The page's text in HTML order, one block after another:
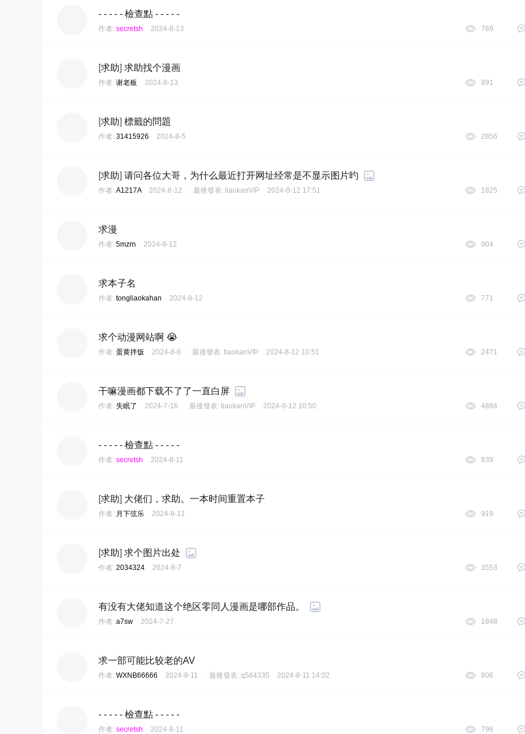
- - - - - 檢查點 - - - - -
作者: secretsh 2024-8-13 769
[求助] 求助找个漫画
作者: 谢老板 2024-8-13 891
[求助] 標籤的問題
作者: 31415926 2024-8-5 2856
[求助] 请问各位大哥，为什么最近打开网址经常是不显示图片旳
作者: A1217A 2024-8-12 最後發表: tiaokanVIP 2024-8-12 17:51 1825
求漫
作者: 5mzrn 2024-8-12 904
求本子名
作者: tongliaokahan 2024-8-12 771
求个动漫网站啊 😭
作者: 蛋黄拌饭 2024-8-6 最後發表: tiaokanVIP 2024-8-12 10:51 2471
干嘛漫画都下载不了了一直白屏
作者: 失眠了 2024-7-16 最後發表: tiaokanVIP 2024-8-12 10:50 4884
- - - - - 檢查點 - - - - -
作者: secretsh 2024-8-11 839
[求助] 大佬们，求助。一本时间重置本子
作者: 月下弦乐 2024-8-11 919
[求助] 求个图片出处
作者: 2034324 2024-8-7 3553
有没有大佬知道这个绝区零同人漫画是哪部作品。
作者: a7sw 2024-7-27 1848
求一部可能比较老的AV
作者: WXNB66666 2024-8-11 最後發表: q564335 2024-8-11 14:02 806
- - - - - 檢查點 - - - - -
作者: secretsh 2024-8-11 796